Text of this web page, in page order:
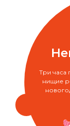
Три часа
нищие